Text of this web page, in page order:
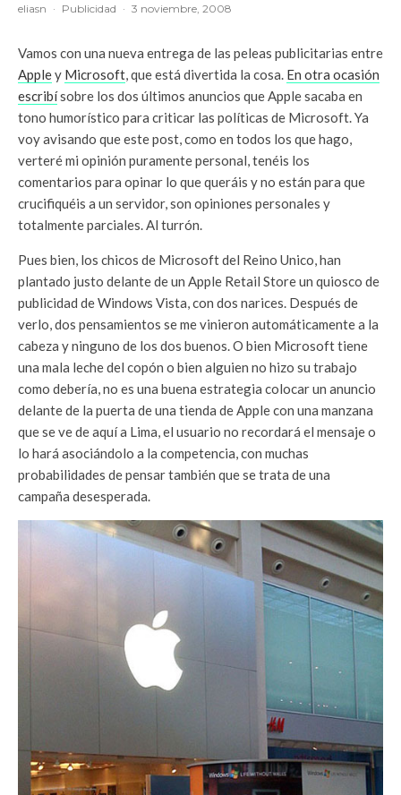
eliasn · Publicidad · 3 noviembre, 2008
Vamos con una nueva entrega de las peleas publicitarias entre
Appley Microsoft, que está divertida la cosa. En otra ocasión
escribísobre los dos últimos anuncios que Apple sacaba en
tono humorístico para criticar las políticas de Microsoft. Ya
voy avisando que este post, como en todos los que hago,
verteré mi opinión puramente personal, tenéis los
comentarios para opinar lo que queráis y no están para que
crucifiquéis a un servidor, son opiniones personales y
totalmente parciales. Al turrón.
Pues bien, los chicos de Microsoft del Reino Unico, han
plantado justo delante de un Apple Retail Store un quiosco de
publicidad de Windows Vista, con dos narices. Después de
verlo, dos pensamientos se me vinieron automáticamente a la
cabeza y ninguno de los dos buenos. O bien Microsoft tiene
una mala leche del copón o bien alguien no hizo su trabajo
como debería, no es una buena estrategia colocar un anuncio
delante de la puerta de una tienda de Apple con una manzana
que se ve de aquí a Lima, el usuario no recordará el mensaje o
lo hará asociándolo a la competencia, con muchas
probabilidades de pensar también que se trata de una
campaña desesperada.